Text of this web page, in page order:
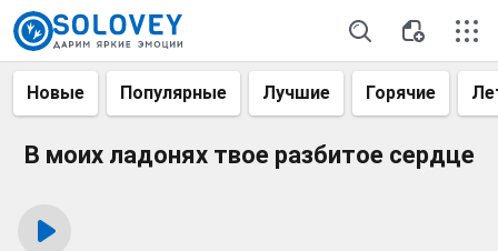
Новые Популярные Лучшие Горячие
В моих ладонях твое разбитое сердце